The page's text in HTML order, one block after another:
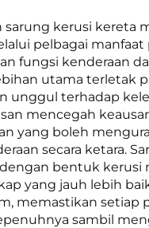
sarung kerusi kereta
pelbagai
fungsi kenderaan
utama terletak
unggul terhadap
mencegah
yang boleh
secara ketara.
bentuk kerusi
yang jauh lebih
memastikan setiap
sambil